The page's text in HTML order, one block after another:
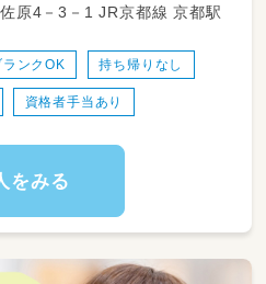
に行くこともしますよ！
の方と一緒に保育してもらい
大阪府高槻市奈佐原4－3－1 JR京都線 京都駅
ランクOK 持ち帰りなし
資格者手当あり
をみる